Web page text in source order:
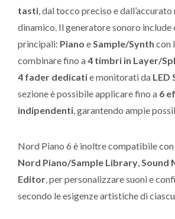
tasti , dal tocco preciso e
dinamico. Il generatore sonoro include
principali: Piano e Sample/Synth con
combinare fino a4 timbri in Layer/
4 fader dedicatie monitorati da LED
sezione è possibile applicare fino a 6
indipendenti , garantendo ampie
Nord Piano 6 è inoltre compatibile
Nord Piano/Sample Library Sound
Editor , per personalizzare suoni e
secondo le esigenze artistiche di